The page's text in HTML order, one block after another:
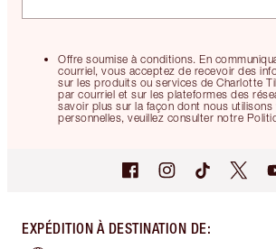
Offre soumise à conditions. En
courriel, vous acceptez de recevoir des
sur les produits ou services de Charlotte
par courriel et sur les plateformes des
savoir plus sur la façon dont nous
personnelles, veuillez consulter notre
EXPÉDITION À DESTINATION DE: